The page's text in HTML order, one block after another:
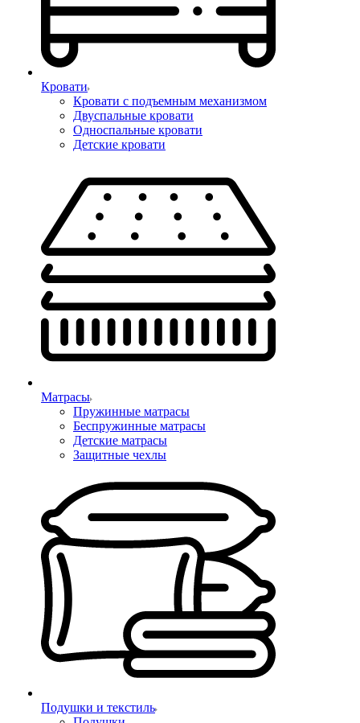
Кровати
Кровати с подъемным механизмом
Двуспальные кровати
Односпальные кровати
Детские кровати
Матрасы
Пружинные матрасы
Беспружинные матрасы
Детские матрасы
Защитные чехлы
Подушки и текстиль